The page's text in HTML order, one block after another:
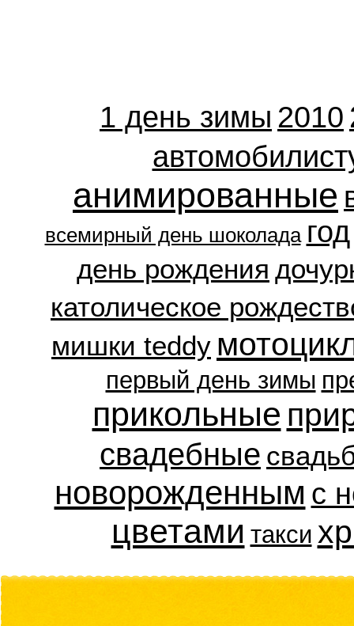
1 день зимы 2010
анимированные
всемирный день шоколада год
день рождения
католическое
мишки teddy
первый день зимы
прикольные
свадебные
новорожденным с
цветами такси